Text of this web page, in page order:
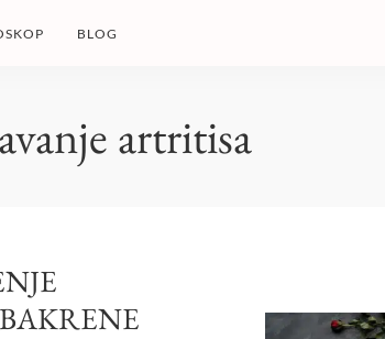
BLOG
artritisa